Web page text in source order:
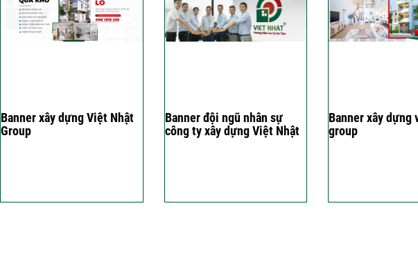
Banner xây dựng Việt Nhật
Group
Banner đội ngũ nhân sự
công ty xây dựng Việt Nhật
Banner xây dựng
group